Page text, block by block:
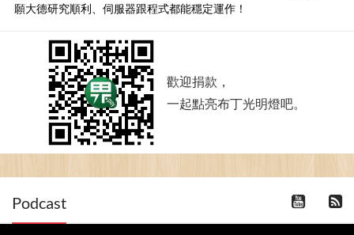
願大德研究順利、伺服器跟程式都能穩定運作！
歡迎捐款，
一起點亮布丁光明燈吧。
Podcast